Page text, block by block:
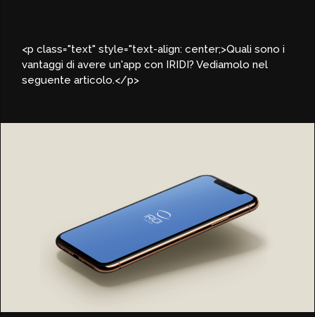
<p class="text" style="text-align: center;>Quali sono i
vantaggi di avere un'app con IRIDI? Vediamolo nel
seguente articolo.</p>